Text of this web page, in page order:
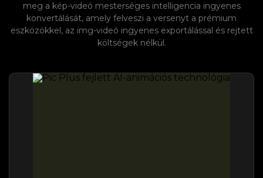
meg a kép-videó mesterséges intelligencia ingyenes
konvertálását, amely felveszi a versenyt a prémium
eszközökkel, az img-videó ingyenes exportálással és rejtett
költségek nélkül.